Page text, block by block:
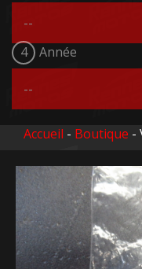
4 Année
Accueil - Boutique -